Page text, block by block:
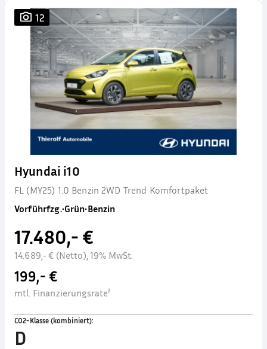
12
Hyundai i10
FL (MY25) 1.0 Benzin 2WD Trend Komfortpaket
Vorführfzg.•Grün•Benzin
17.480,- €
14.689,- € (Netto), 19% MwSt.
199,- €
mtl. Finanzierungsrate²
CO2-Klasse (kombiniert):
D